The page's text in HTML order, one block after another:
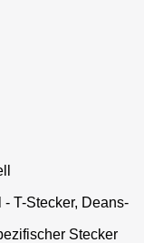
T-Stecker, Deans-
Stecker